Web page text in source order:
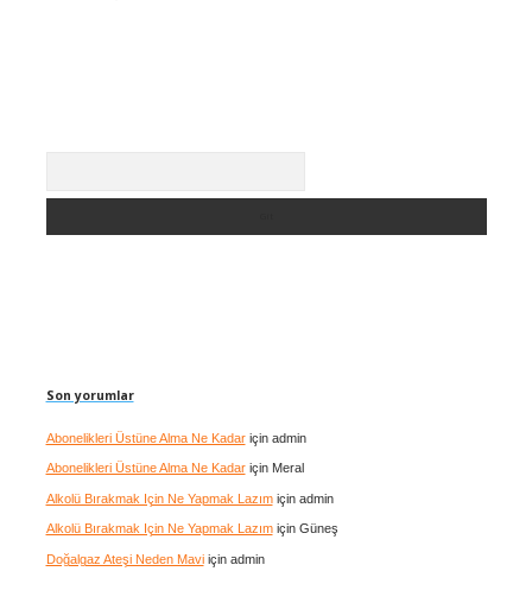
Son yorumlar
Abonelikleri Üstüne Alma Ne Kadariçin admin
Abonelikleri Üstüne Alma Ne Kadariçin Meral
Alkolü Bırakmak Için Ne Yapmak Lazımiçin admin
Alkolü Bırakmak Için Ne Yapmak Lazımiçin Güneş
Doğalgaz Ateşi Neden Maviiçin admin